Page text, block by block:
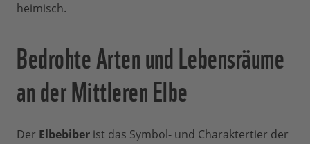
heimisch.
Bedrohte Arten und Lebensräume
an der Mittleren Elbe
Der Elbebiber ist das Symbol- und Charaktertier der